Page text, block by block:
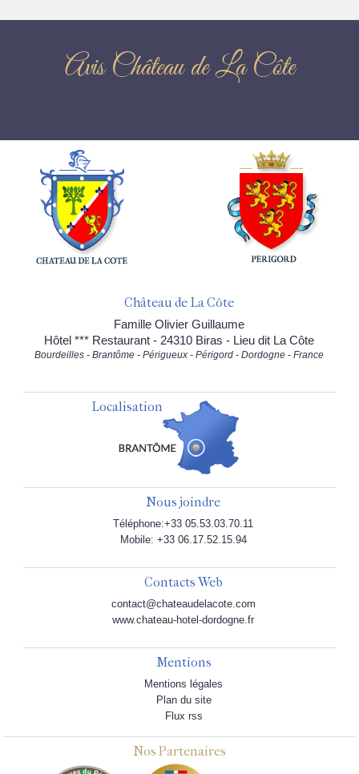
Avis Château de La Côte
Château de La Côte
Famille Olivier Guillaume
Hôtel *** Restaurant - 24310 Biras - Lieu dit La Côte
Bourdeilles - Brantôme - Périgueux - Périgord - Dordogne - France
Localisation
Nous joindre
Téléphone:+33 05.53.03.70.11
Mobile: +33 06.17.52.15.94
Contacts Web
contact@chateaudelacote.com
www.chateau-hotel-dordogne.fr
Mentions
Mentions légales
Plan du site
Flux rss
Nos Partenaires